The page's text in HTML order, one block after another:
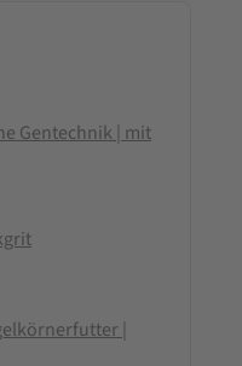
Gentechnik | mit
|